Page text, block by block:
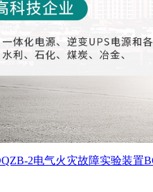
2电气火灾故障实验装置